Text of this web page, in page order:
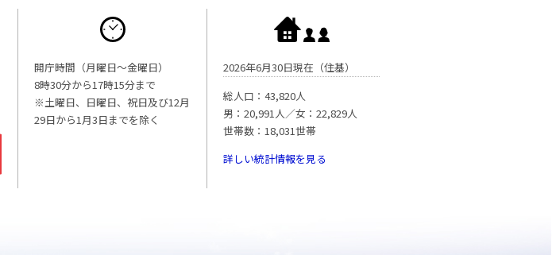
開庁時間（月曜日〜金曜日）
8時30分から17時15分まで
※土曜日、日曜日、祝日及び12月
29日から1月3日までを除く
2026年6月30日現在（住基）
総人口：43,820人
男：20,991人／女：22,829人
世帯数：18,031世帯
詳しい統計情報を見る